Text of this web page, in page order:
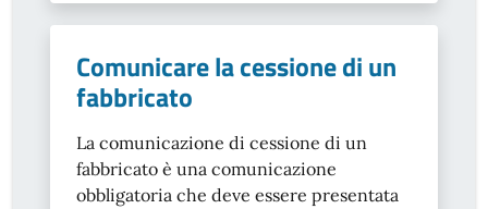
Comunicare la cessione di un
fabbricato
La comunicazione di cessione di un
fabbricato è una comunicazione
obbligatoria che deve essere presentata